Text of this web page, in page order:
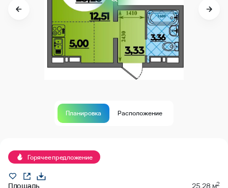
Планировка Расположение
Горячее предложение
Площадь 25.28 м2